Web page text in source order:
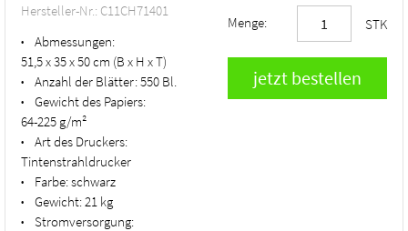
Hersteller-Nr.: C11CH71401
•
Abmessungen:
51,5 x 35 x 50 cm (B x H x T)
• Anzahl der Blätter:550 Bl.
•
Gewicht des Papiers:
64-225 g/m²
•
Art des Druckers:
Tintenstrahldrucker
• Farbe:schwarz
• Gewicht:21 kg
•
Stromversorgung:
Menge: STK